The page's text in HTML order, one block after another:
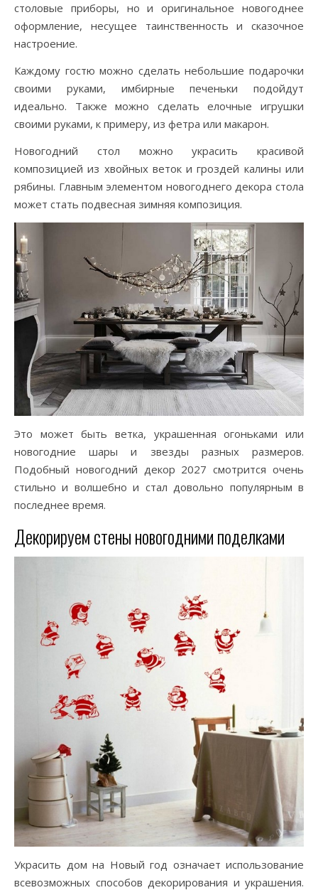
столовые приборы, но и оригинальное новогоднее
оформление, несущее таинственность и сказочное
настроение.
Каждому гостю можно сделать небольшие подарочки
своими руками, имбирные печеньки подойдут
идеально. Также можно сделать елочные игрушки
своими руками, к примеру, из фетра или макарон.
Новогодний стол можно украсить красивой
композицией из хвойных веток и гроздей калины или
рябины. Главным элементом новогоднего декора стола
может стать подвесная зимняя композиция.
Это может быть ветка, украшенная огоньками или
новогодние шары и звезды разных размеров.
Подобный новогодний декор 2027 смотрится очень
стильно и волшебно и стал довольно популярным в
последнее время.
Декорируем стены новогодними поделками
Украсить дом на Новый год означает использование
всевозможных способов декорирования и украшения.